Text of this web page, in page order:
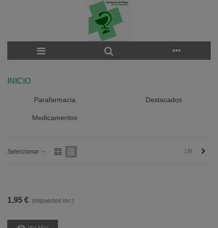
INICIO
Parafarmacia Destacados
Medicamentos
Seleccionar 1/8
1,95 € (impuestos inc.)